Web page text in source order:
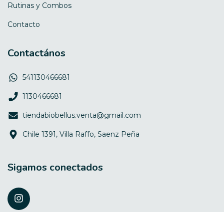
Rutinas y Combos
Contacto
Contactános
541130466681
1130466681
tiendabiobellus.venta@gmail.com
Chile 1391, Villa Raffo, Saenz Peña
Sigamos conectados